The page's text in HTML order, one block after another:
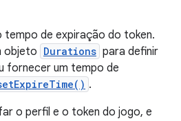
tempo de expiração do token.
objeto Durations para definir
fornecer um tempo de
.
o perfil e o token do jogo, e